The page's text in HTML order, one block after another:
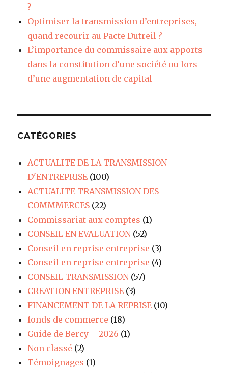
?
Optimiser la transmission d’entreprises,
quand recourir au Pacte Dutreil ?
L’importance du commissaire aux apports
dans la constitution d’une société ou lors
d’une augmentation de capital
CATÉGORIES
ACTUALITE DE LA TRANSMISSION
D'ENTREPRISE (100)
ACTUALITE TRANSMISSION DES
COMMMERCES (22)
Commissariat aux comptes (1)
CONSEIL EN EVALUATION(52)
Conseil en reprise entreprise (3)
Conseil en reprise entreprise (4)
CONSEIL TRANSMISSION(57)
CREATION ENTREPRISE (3)
FINANCEMENT DE LA REPRISE (10)
fonds de commerce (18)
Guide de Bercy – 2026 (1)
Non classé (2)
Témoignages (1)